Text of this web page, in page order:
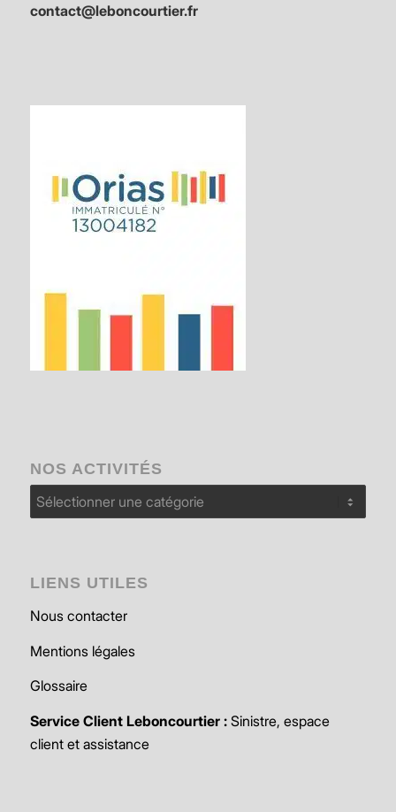
contact@leboncourtier.fr
NOS ACTIVITÉS
Nos
activités
LIENS UTILES
Nous contacter
Mentions légales
Glossaire
Service Client Leboncourtier :Sinistre, espace
client et assistance